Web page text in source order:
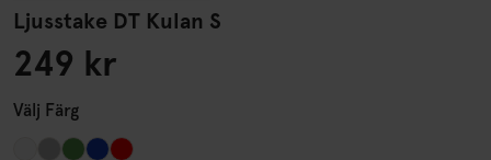
Ljusstake DT Kulan S
249 kr
Välj Färg